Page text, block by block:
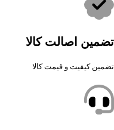
تضمین اصالت کالا
تضمین کیفیت و قیمت کالا